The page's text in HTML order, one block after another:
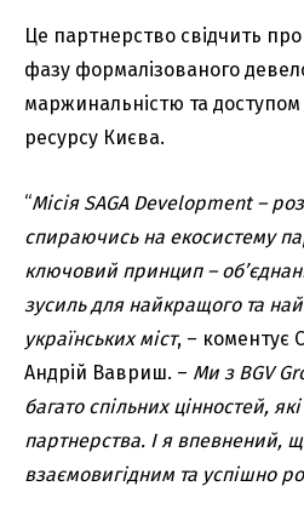
Це партнерство свідчить
фазу формалізованого
маржинальністю та доступом
ресурсу Києва.
“Місія SAGA Development –
спираючись на екосистему
ключовий принцип –
зусиль для найкращого та
українських міст, – коментує
Андрій Вавриш. – Ми з BGV
багато спільних цінностей,
партнерства. І я впевнений,
взаємовигідним та успішно